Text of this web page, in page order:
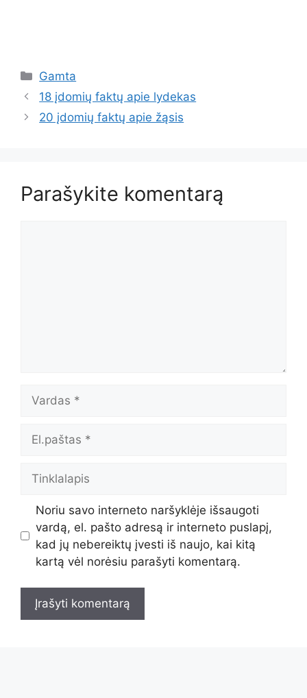
Kategorijos
Gamta
18 įdomių faktų apie lydekas
20 įdomių faktų apie žąsis
Parašykite komentarą
Noriu savo interneto naršyklėje išsaugoti
vardą, el. pašto adresą ir interneto puslapį,
kad jų nebereiktų įvesti iš naujo, kai kitą
kartą vėl norėsiu parašyti komentarą.